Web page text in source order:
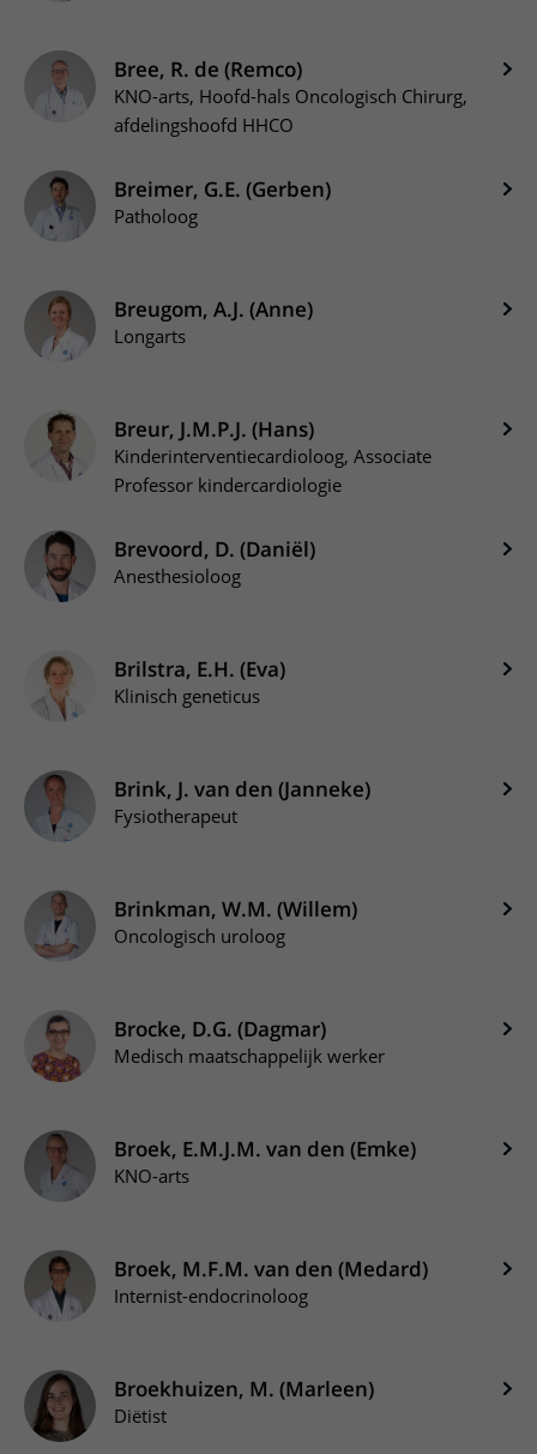
Bree, R. de (Remco)
KNO-arts, Hoofd-hals Oncologisch Chirurg,
afdelingshoofd HHCO
Breimer, G.E. (Gerben)
Patholoog
Breugom, A.J. (Anne)
Longarts
Breur, J.M.P.J. (Hans)
Kinderinterventiecardioloog, Associate
Professor kindercardiologie
Brevoord, D. (Daniël)
Anesthesioloog
Brilstra, E.H. (Eva)
Klinisch geneticus
Brink, J. van den (Janneke)
Fysiotherapeut
Brinkman, W.M. (Willem)
Oncologisch uroloog
Brocke, D.G. (Dagmar)
Medisch maatschappelijk werker
Broek, E.M.J.M. van den (Emke)
KNO-arts
Broek, M.F.M. van den (Medard)
Internist-endocrinoloog
Broekhuizen, M. (Marleen)
Diëtist